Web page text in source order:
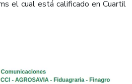
el cual está calificado en Cuartil